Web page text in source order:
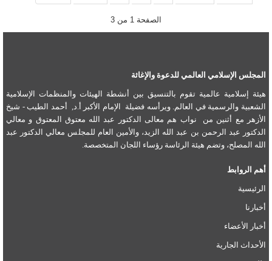
الصفحة 1 من 3
المجلس الإسلامي العالمي للدعوة والإغاثة
هيئة إسلامية عالمية تقوم بالتنسيق بين أنشطة الهيئات والمنظمات الإسلامية
الشعبية والرسمية في العالم. ويرأسه فضيلة الإمام الأكبر أ.د, أحمد الطيب - شيخ
الأزهر مع أثنين من نواب هم معالى الدكتور عبد الله معتوق المعتوق و معالي
الدكتور عبد الرحمن بن عبد الله الزيد، والأمين العام للمجلس معالي الدكتور عبد
الله المصلح، وتضم هيئة الرئاسة رؤساء اللجان المتخصصة.
أهم الروابط
الرئيسية
أخبارنا
أخبار الأعضاء
الأحداث الجارية